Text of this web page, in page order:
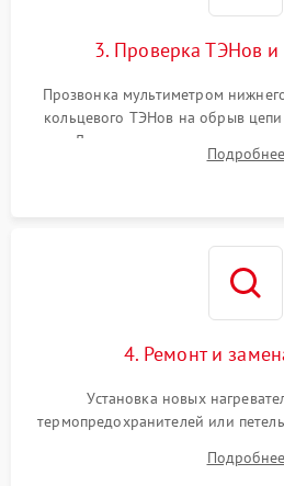
3. Проверка ТЭНов и
Прозвонка мультиметром
кольцевого ТЭНов на обрыв
Диагностика термостата,
переключателя режимов и
Подробнее
4. Ремонт и
Установка новых
термопредохранителей или
выгоревших реле,
Подробнее